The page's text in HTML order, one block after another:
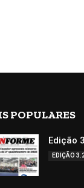
POPULARES
Edição
EDIÇÃO